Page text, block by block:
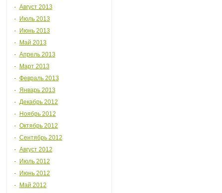
Август 2013
Июль 2013
Июнь 2013
Май 2013
Апрель 2013
Март 2013
Февраль 2013
Январь 2013
Декабрь 2012
Ноябрь 2012
Октябрь 2012
Сентябрь 2012
Август 2012
Июль 2012
Июнь 2012
Май 2012